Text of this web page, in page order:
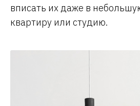
вписать их даже в
квартиру или студию.